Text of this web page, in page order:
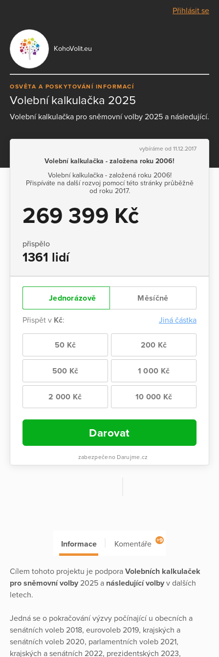
Přihlásit se
KohoVolit.eu
OSVĚTA A POSKYTOVÁNÍ INFORMACÍ
Volební kalkulačka 2025
Volební kalkulačka pro sněmovní volby 2025 a následující.
vybíráme od 11.12.2017
Volební kalkulačka - založena roku 2006!
Volební kalkulačka - založená roku 2006!
Přispíváte na další rozvoj pomocí této stránky průběžně
od roku 2017.
269 399 Kč
přispělo
1361 lidí
Jednorázově Měsíčně
Přispět v Kč: Jiná částka
50 Kč 200 Kč
500 Kč 1 000 Kč
2 000 Kč 10 000 Kč
Darovat
zabezpečeno Darujme.cz
Informace Komentáře +9
Cílem tohoto projektu je podpora Volebních kalkulaček
pro sněmovní volby 2025 a následující volby v dalších
letech.
Jedná se o pokračování výzvy počínající u obecních a
senátních voleb 2018, eurovoleb 2019, krajských a
senátních voleb 2020, parlamentních voleb 2021,
krajských a senátních 2022, prezidentských 2023,